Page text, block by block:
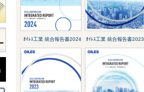
ｵｲﾚｽ工業 統合報告書2024 ｵｲﾚｽ工業 統合報告書2023